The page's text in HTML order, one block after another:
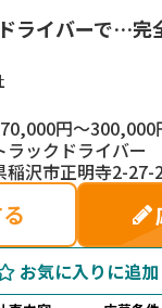
ライバーで…完
円～300,000
ラックドライバー
稲沢市正明寺2-27-
お気に入りに追加